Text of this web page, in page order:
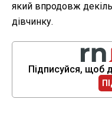
який впродовж
дівчинку.
Підписуйся, щоб